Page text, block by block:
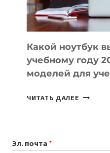
БЕЗ
КОДА
Какой ноутбук
учебному году
моделей для
ЧИТАТЬ ДАЛЕЕ КАКОЙ
Эл. почта *